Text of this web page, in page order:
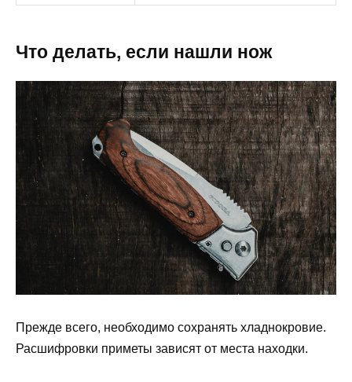
Что делать, если нашли нож
Прежде всего, необходимо сохранять хладнокровие.
Расшифровки приметы зависят от места находки.